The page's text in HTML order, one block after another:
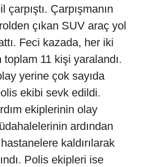
çarpıştı. Çarpışmanın
çıkan SUV araç yol
Feci kazada, her iki
11 kişi yaralandı.
yerine çok sayıda
ekibi sevk edildi.
ekiplerinin olay
ardından
kaldırılarak
Polis ekipleri ise